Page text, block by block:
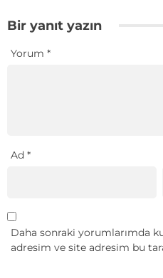
Bir yanıt yazın
Yorum *
Ad *
Daha sonraki yorumlarımda
adresim ve site adresim bu